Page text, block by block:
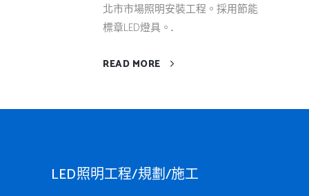
北市市場照明安裝工程。採用節能
標章LED燈具。...
READ MORE
LED照明工程/規劃/施工